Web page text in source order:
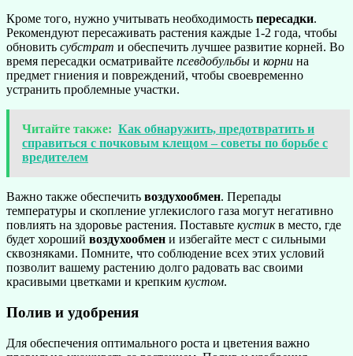
Кроме того, нужно учитывать необходимость пересадки.
Рекомендуют пересаживать растения каждые 1-2 года, чтобы
обновить субстрат и обеспечить лучшее развитие корней. Во
время пересадки осматривайте псевдобульбы и корни на
предмет гниения и повреждений, чтобы своевременно
устранить проблемные участки.
Читайте также: Как обнаружить, предотвратить и
справиться с почковым клещом – советы по борьбе с
вредителем
Важно также обеспечить воздухообмен. Перепады
температуры и скопление углекислого газа могут негативно
повлиять на здоровье растения. Поставьте кустикв место, где
будет хороший воздухообмен и избегайте мест с сильными
сквозняками. Помните, что соблюдение всех этих условий
позволит вашему растению долго радовать вас своими
красивыми цветками и крепким кустом.
Полив и удобрения
Для обеспечения оптимального роста и цветения важно